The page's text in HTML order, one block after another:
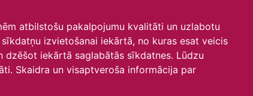
atbilstošu pakalpojumu kvalitāti un uzlabotu
izvietošanai iekārtā, no kuras esat veicis
iekārtā saglabātās sīkdatnes. Lūdzu
Skaidra un visaptveroša informācija par